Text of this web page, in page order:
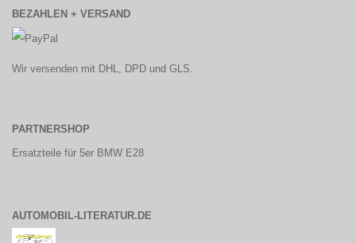
BEZAHLEN + VERSAND
Wir versenden mit DHL, DPD und GLS.
PARTNERSHOP
Ersatzteile für 5er BMW E28
AUTOMOBIL-LITERATUR.DE